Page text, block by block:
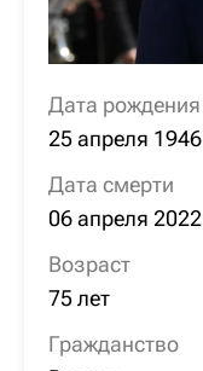
Дата рождения
25 апреля 1946
Дата смерти
06 апреля 2022
Возраст
75 лет
Гражданство